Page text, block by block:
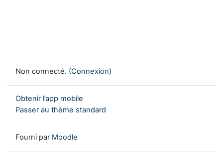
Non connecté. (Connexion)
Obtenir l’app mobile
Passer au thème standard
Fourni par Moodle